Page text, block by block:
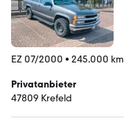
EZ 07/2000 • 245.000 km
Privatanbieter
47809 Krefeld